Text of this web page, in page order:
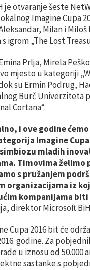
je otvaranje šeste
Imagine Cupa
Milan i
igrom „The Lost
Prlja, Mirela
mjesto u kategoriji
su Ermin Podrug,
Burč Univerziteta
Cortana“.
i ove godine
Imagine
mladih
Timovima želimo
s pružanjem
organizacijama iz
kompanijama biti
direktor Microsoft
Cupa 2016 bit će
godine. Za
u iznosu od 50.000
sastanke s